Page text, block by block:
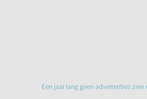
Een jaar lang geen advertenties zien